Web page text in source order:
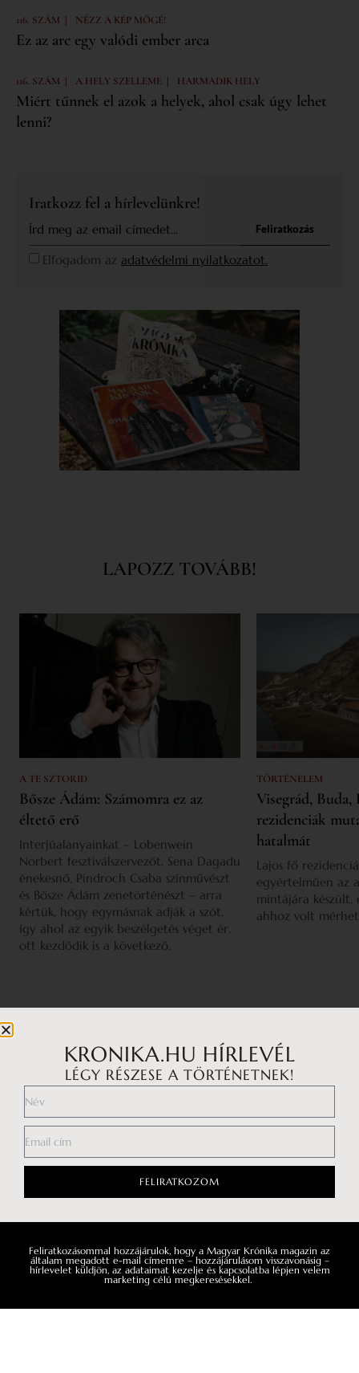
116. SZÁM | NÉZZ A KÉP MÖGÉ!
Ez az arc egy valódi ember arca
116. SZÁM | A HELY SZELLEME | HARMADIK HELY
Miért tűnnek el azok a helyek, ahol csak úgy lehet
lenni?
Iratkozz fel a hírlevelünkre!
Elfogadom az adatvédelmi nyilatkozatot.
Feliratkozás
LAPOZZ TOVÁBB!
A TE SZTORID
Bősze Ádám: Számomra ez az
éltető erő
Interjúalanyainkat – Lobenwein
Norbert fesztiválszervezőt, Sena Dagadu
énekesnő, Pindroch Csaba színművészt
és Bősze Ádám zenetörténészt – arra
kértük, hogy egymásnak adják a szót,
így ahol az egyik beszélgetés véget ér,
ott kezdődik is a következő.
TÖRTÉNELEM
Visegrád,
rezidenciák
hatalmát
Lajos fő
egyértelműen az
mintájára készült,
ahhoz volt
Impresszum
Médiaajánlat
KRONIKA.HU HÍRLEVÉL
LÉGY RÉSZESE A TÖRTÉNETNEK!
FELIRATKOZOM
Feliratkozásommal hozzájárulok, hogy a Magyar Krónika magazin az
általam megadott e-mail címemre – hozzájárulásom visszavonásig –
hírlevelet küldjön, az adataimat kezelje és kapcsolatba lépjen velem
marketing célú megkeresésekkel.